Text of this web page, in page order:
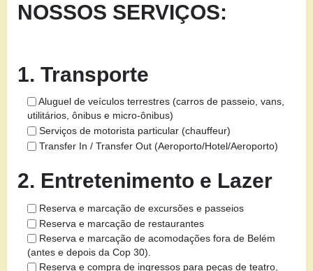
NOSSOS SERVIÇOS:
1. Transporte
Aluguel de veículos terrestres (carros de passeio, vans,
utilitários, ônibus e micro-ônibus)
Serviços de motorista particular (chauffeur)
Transfer In / Transfer Out (Aeroporto/Hotel/Aeroporto)
2. Entretenimento e Lazer
Reserva e marcação de excursões e passeios
Reserva e marcação de restaurantes
Reserva e marcação de acomodações fora de Belém
(antes e depois da Cop 30).
Reserva e compra de ingressos para peças de teatro,